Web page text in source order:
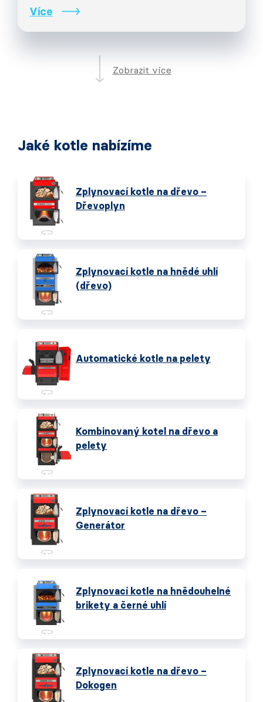
Více
Zobrazit více
Jaké kotle nabízíme
Zplynovací kotle na dřevo –
Dřevoplyn
Zplynovací kotle na hnědé uhlí
(dřevo)
Automatické kotle na pelety
Kombinovaný kotel na dřevo a
pelety
Zplynovací kotle na dřevo –
Generátor
Zplynovací kotle na hnědouhelné
brikety a černé uhlí
Zplynovací kotle na dřevo –
Dokogen